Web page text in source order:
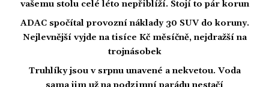
vašemu stolu celé léto nepřiblíží. Stojí to pár korun
ADAC spočítal provozní náklady 30 SUV do koruny.
Nejlevnější vyjde na tisíce Kč měsíčně, nejdražší na
trojnásobek
Truhlíky jsou v srpnu unavené a nekvetou. Voda